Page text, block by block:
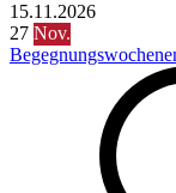
15.11.2026
27 Nov.